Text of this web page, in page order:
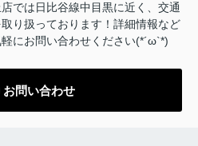
では日比谷線中目黒に近く、交通
り扱っております！詳細情報など
にお問い合わせください(*´ω`*)
お問い合わせ